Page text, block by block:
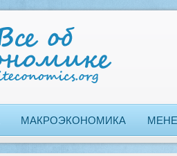
МАКРОЭКОНОМИКА